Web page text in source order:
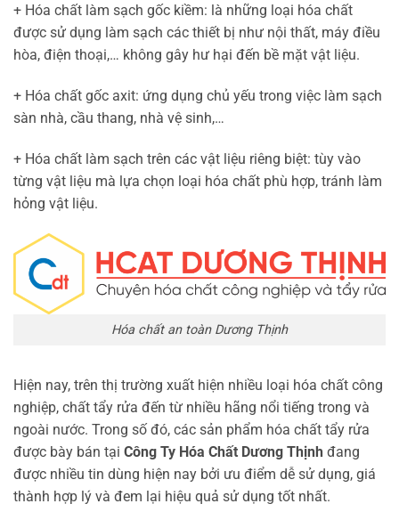
+ Hóa chất làm sạch gốc kiềm: là những loại hóa chất
được sử dụng làm sạch các thiết bị như nội thất, máy điều
hòa, điện thoại,… không gây hư hại đến bề mặt vật liệu.
+ Hóa chất gốc axit: ứng dụng chủ yếu trong việc làm sạch
sàn nhà, cầu thang, nhà vệ sinh,…
+ Hóa chất làm sạch trên các vật liệu riêng biệt: tùy vào
từng vật liệu mà lựa chọn loại hóa chất phù hợp, tránh làm
hỏng vật liệu.
Hóa chất an toàn Dương Thịnh
Hiện nay, trên thị trường xuất hiện nhiều loại hóa chất công
nghiệp, chất tẩy rửa đến từ nhiều hãng nổi tiếng trong và
ngoài nước. Trong số đó, các sản phẩm hóa chất tẩy rửa
được bày bán tại Công Ty Hóa Chất Dương Thịnh đang
được nhiều tin dùng hiện nay bởi ưu điểm dễ sử dụng, giá
thành hợp lý và đem lại hiệu quả sử dụng tốt nhất.